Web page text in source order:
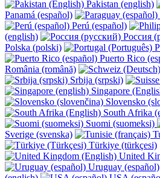
Pakistan (english)
Panamá (español)
Perú (español)
(english)
Россия
Polska (polski)
Puerto Rico
România (română)
Srbija (srpski)
Singapore
Slovensko
South Afrika
Suomi (suomeksi)
Sverige (svenska)
Türkiye (türkçesi)
United
Uruguay (español)